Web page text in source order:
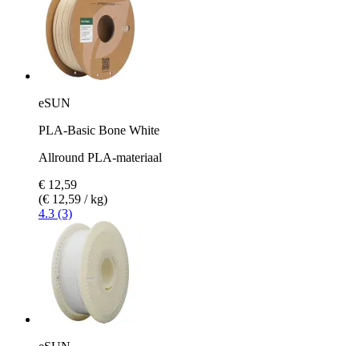
eSUN
PLA-Basic Bone White
Allround PLA-materiaal
€ 12,59
(€ 12,59 / kg)
4.3 (3)